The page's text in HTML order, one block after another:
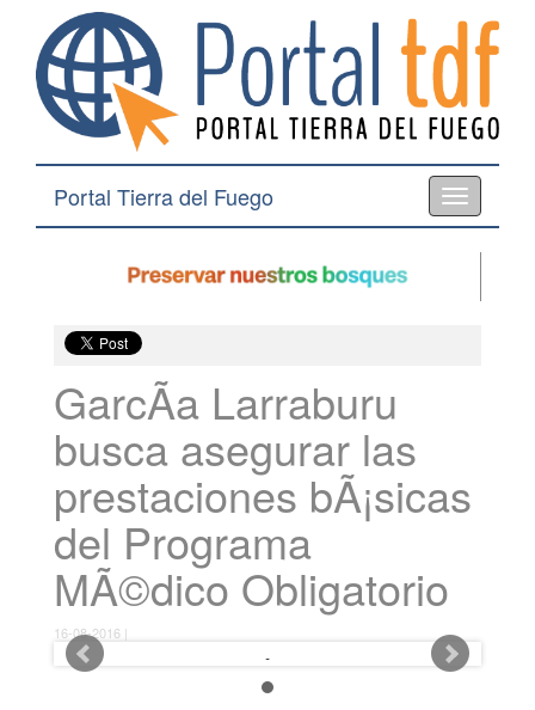
Toggle
navigation
Portal Tierra del Fuego
GarcÃ­a Larraburu
busca asegurar las
prestaciones bÃ¡sicas
del Programa
MÃ©dico Obligatorio
16-08-2016 |